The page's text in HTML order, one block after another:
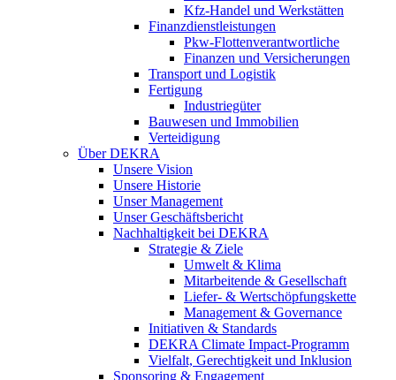
Kfz-Handel und Werkstätten
Finanzdienstleistungen
Pkw‑Flottenverantwortliche
Finanzen und Versicherungen
Transport und Logistik
Fertigung
Industriegüter
Bauwesen und Immobilien
Verteidigung
Über DEKRA
Unsere Vision
Unsere Historie
Unser Management
Unser Geschäftsbericht
Nachhaltigkeit bei DEKRA
Strategie & Ziele
Umwelt & Klima
Mitarbeitende & Gesellschaft
Liefer- & Wertschöpfungskette
Management & Governance
Initiativen & Standards
DEKRA Climate Impact-Programm
Vielfalt, Gerechtigkeit und Inklusion​
Sponsoring & Engagement